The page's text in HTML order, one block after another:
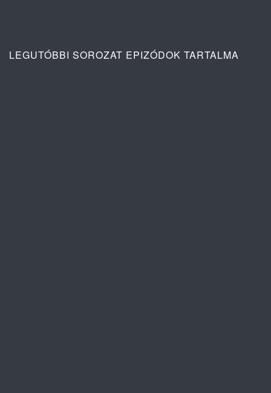
LEGUTÓBBI SOROZAT EPIZÓDOK TARTALMA